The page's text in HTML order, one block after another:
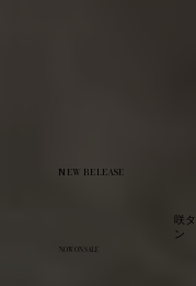
NEW RELEASE
咲
ン
NOW ON SALE